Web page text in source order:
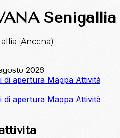
Senigallia
(Ancona)
2026
di apertura Mappa Attività
di apertura Mappa Attività